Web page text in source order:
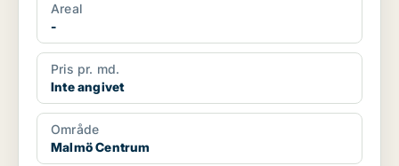
Areal
-
Pris pr. md.
Inte angivet
Område
Malmö Centrum